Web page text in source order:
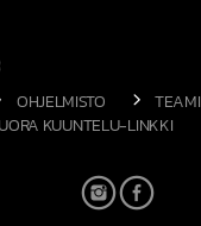
OHJELMISTO TEAMI
KUUNTELU-LINKKI